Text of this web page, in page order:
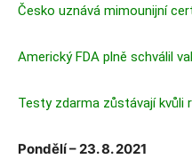
Česko uznává mimounijní
Americký FDA plně schválil
Testy zdarma zůstávají kvůli
Pondělí – 23. 8. 2021